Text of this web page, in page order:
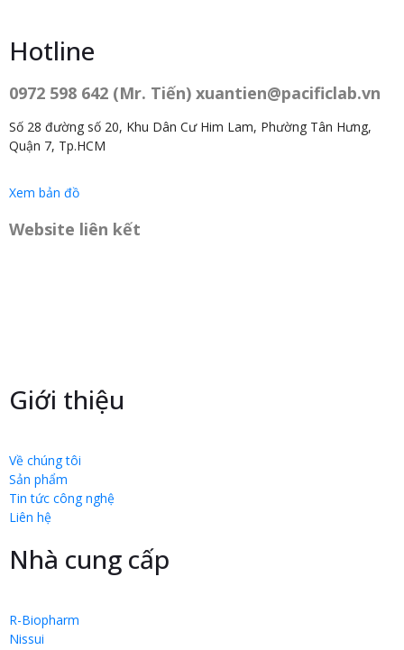
Hotline
0972 598 642 (Mr. Tiến) xuantien@pacificlab.vn
Số 28 đường số 20, Khu Dân Cư Him Lam, Phường Tân Hưng,
Quận 7, Tp.HCM
Xem bản đồ
Website liên kết
Giới thiệu
Về chúng tôi
Sản phẩm
Tin tức công nghệ
Liên hệ
Nhà cung cấp
R-Biopharm
Nissui